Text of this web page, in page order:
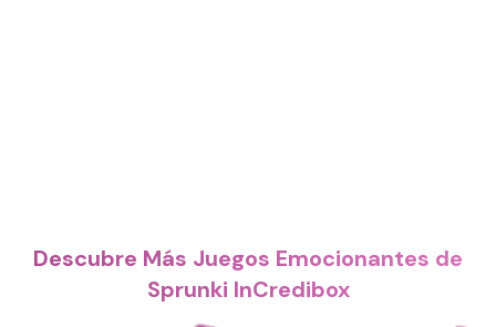
Descubre Más Juegos Emocionantes de
Sprunki InCredibox